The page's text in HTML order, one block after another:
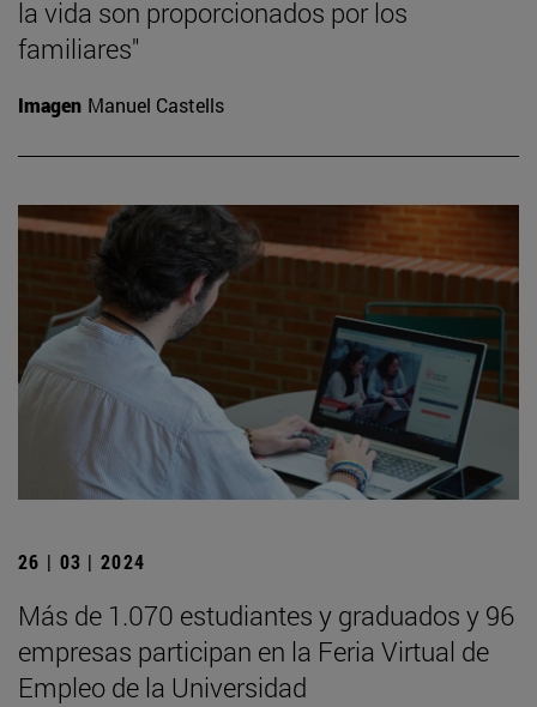
la vida son proporcionados por los
familiares"
Imagen Manuel Castells
26 | 03 | 2024
Más de 1.070 estudiantes y graduados y 96
empresas participan en la Feria Virtual de
Empleo de la Universidad